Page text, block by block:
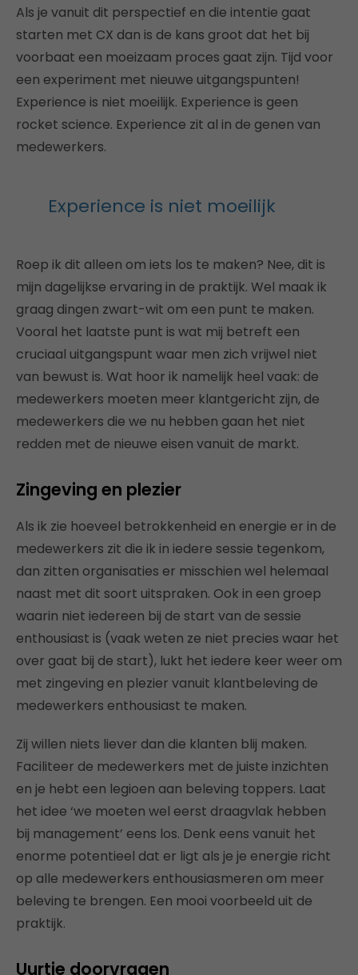
Als je vanuit dit perspectief en die intentie gaat
starten met CX dan is de kans groot dat het bij
voorbaat een moeizaam proces gaat zijn. Tijd voor
een experiment met nieuwe uitgangspunten!
Experience is niet moeilijk. Experience is geen
rocket science. Experience zit al in de genen van
medewerkers.
Experience is niet moeilijk
Roep ik dit alleen om iets los te maken? Nee, dit is
mijn dagelijkse ervaring in de praktijk. Wel maak ik
graag dingen zwart-wit om een punt te maken.
Vooral het laatste punt is wat mij betreft een
cruciaal uitgangspunt waar men zich vrijwel niet
van bewust is. Wat hoor ik namelijk heel vaak: de
medewerkers moeten meer klantgericht zijn, de
medewerkers die we nu hebben gaan het niet
redden met de nieuwe eisen vanuit de markt.
Zingeving en plezier
Als ik zie hoeveel betrokkenheid en energie er in de
medewerkers zit die ik in iedere sessie tegenkom,
dan zitten organisaties er misschien wel helemaal
naast met dit soort uitspraken. Ook in een groep
waarin niet iedereen bij de start van de sessie
enthousiast is (vaak weten ze niet precies waar het
over gaat bij de start), lukt het iedere keer weer om
met zingeving en plezier vanuit klantbeleving de
medewerkers enthousiast te maken.
Zij willen niets liever dan die klanten blij maken.
Faciliteer de medewerkers met de juiste inzichten
en je hebt een legioen aan beleving toppers. Laat
het idee ‘we moeten wel eerst draagvlak hebben
bij management’ eens los. Denk eens vanuit het
enorme potentieel dat er ligt als je je energie richt
op alle medewerkers enthousiasmeren om meer
beleving te brengen. Een mooi voorbeeld uit de
praktijk.
Uurtje doorvragen